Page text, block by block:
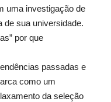
uma investigação de
de sua universidade.
por que
passadas e
como um
da seleção